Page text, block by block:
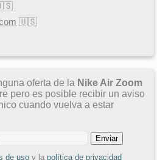
🇺🇸
oferta de la Nike Air Zoom
pero es posible recibir un aviso
cuando vuelva a estar
de usoy la política de privacidad